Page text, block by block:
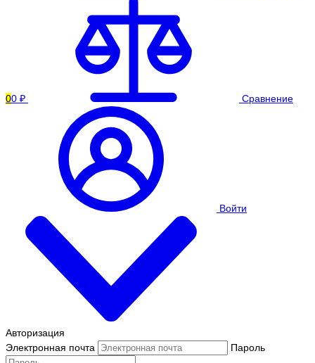
00 ₽ Сравнение
Войти
Авторизация
Электронная почта
Пароль